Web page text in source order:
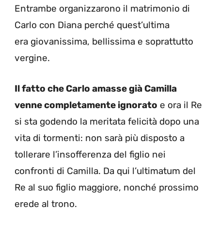
Entrambe organizzarono il matrimonio di
Carlo con Diana perché quest’ultima
era giovanissima, bellissima e soprattutto
vergine.
Il fatto che Carlo amasse già Camilla
venne completamente ignorato e ora il Re
si sta godendo la meritata felicità dopo una
vita di tormenti: non sarà più disposto a
tollerare l’insofferenza del figlio nei
confronti di Camilla. Da qui l’ultimatum del
Re al suo figlio maggiore, nonché prossimo
erede al trono.